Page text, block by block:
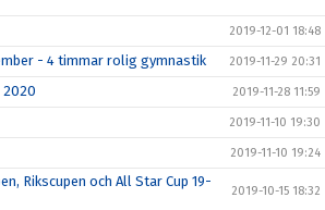
2019-12-01 18:48
- 4 timmar rolig gymnastik 2019-11-29 20:31
2020 2019-11-28 11:59
2019-11-10 19:30
2019-11-10 19:24
Rikscupen och All Star Cup 19-
2019-10-15 18:32